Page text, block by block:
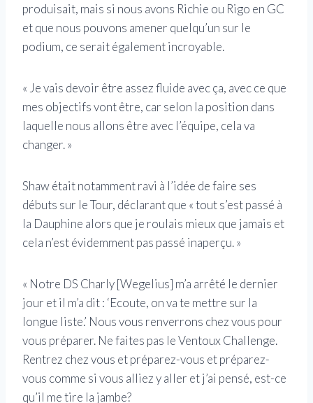
produisait, mais si nous avons Richie ou Rigo en GC
et que nous pouvons amener quelqu’un sur le
podium, ce serait également incroyable.
« Je vais devoir être assez fluide avec ça, avec ce que
mes objectifs vont être, car selon la position dans
laquelle nous allons être avec l’équipe, cela va
changer. »
Shaw était notamment ravi à l’idée de faire ses
débuts sur le Tour, déclarant que « tout s’est passé à
la Dauphine alors que je roulais mieux que jamais et
cela n’est évidemment pas passé inaperçu. »
« Notre DS Charly [Wegelius] m’a arrêté le dernier
jour et il m’a dit : ‘Ecoute, on va te mettre sur la
longue liste.’ Nous vous renverrons chez vous pour
vous préparer. Ne faites pas le Ventoux Challenge.
Rentrez chez vous et préparez-vous et préparez-
vous comme si vous alliez y aller et j’ai pensé, est-ce
qu’il me tire la jambe?